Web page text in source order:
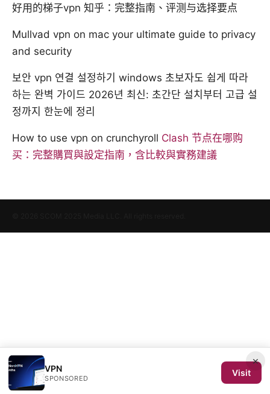
好用的梯子vpn 知乎：完整指南、评测与选择要点
Mullvad vpn on mac your ultimate guide to privacy
and security
보안 vpn 연결 설정하기 windows 초보자도 쉽게 따라
하는 완벽 가이드 2026년 최신: 초간단 설치부터 고급 설
정까지 한눈에 정리
How to use vpn on crunchyroll Clash 节点在哪购
买：完整購買與設定指南，含比較與實務建議
×
VPN
SPONSORED
Visit